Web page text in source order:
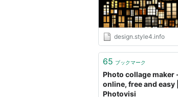
design.style4.info
65 ブックマーク
Photo collage maker
online, free and easy |
Photovisi